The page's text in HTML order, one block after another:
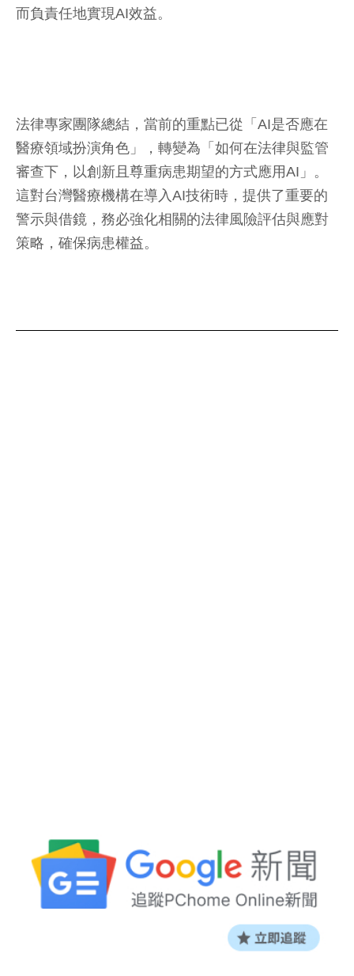
而負責任地實現AI效益。
法律專家團隊總結，當前的重點已從「AI是否應在
醫療領域扮演角色」，轉變為「如何在法律與監管
審查下，以創新且尊重病患期望的方式應用AI」。
這對台灣醫療機構在導入AI技術時，提供了重要的
警示與借鏡，務必強化相關的法律風險評估與應對
策略，確保病患權益。